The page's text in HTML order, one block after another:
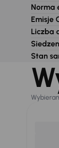
Norma
Emisje
Liczba
Stan